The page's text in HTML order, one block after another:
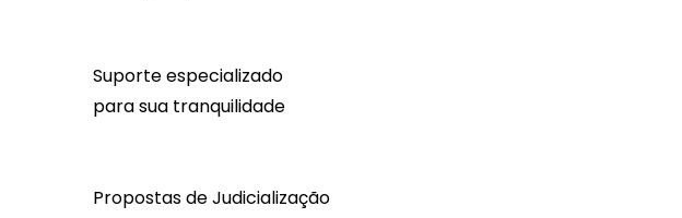
Suporte especializado
para sua tranquilidade
Propostas de Judicialização